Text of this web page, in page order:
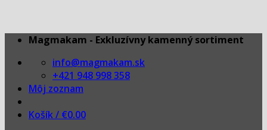
Skip
content
Magmakam - Exkluzívny kamenný sortiment
info@magmakam.sk
+421 948 998 358
Môj zoznam
Košík / €0.00